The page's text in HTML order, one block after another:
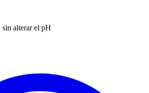
alterar el pH